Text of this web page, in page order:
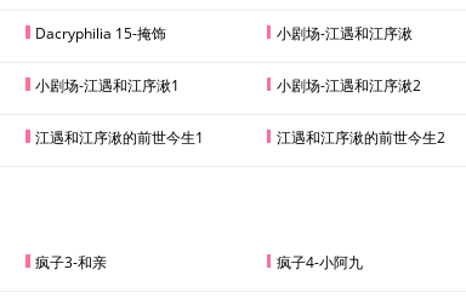
Dacryphilia 15-掩饰 小剧场-江遇和江序湫
小剧场-江遇和江序湫1 小剧场-江遇和江序湫2
江遇和江序湫的前世今生1 江遇和江序湫的前世今生2
疯子3-和亲 疯子4-小阿九